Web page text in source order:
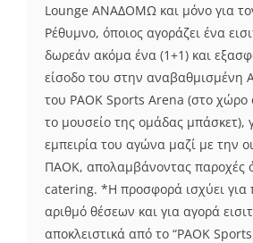
Lounge ΑΝΑΔΟΜΩ και μόνο για
Ρέθυμνο, όποιος αγοράζει ένα
δωρεάν ακόμα ένα (1+1) και
είσοδο του στην αναβαθμισμένη
του PAOK Sports Arena (στο χώρο
το μουσείο της ομάδας μπάσκετ),
εμπειρία του αγώνα μαζί με την
ΠΑΟΚ, απολαμβάνοντας παροχές
catering. *Η προσφορά ισχύει για
αριθμό θέσεων και για αγορά
αποκλειστικά από το “PAOK